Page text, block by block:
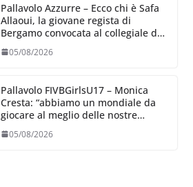
Pallavolo Azzurre – Ecco chi è Safa
Allaoui, la giovane regista di
Bergamo convocata al collegiale di
05/08/2026
Pallavolo FIVBGirlsU17 – Monica
Cresta: “abbiamo un mondiale da
giocare al meglio delle nostre
05/08/2026